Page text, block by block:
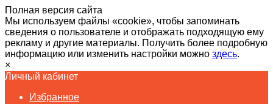
Полная версия сайта
Мы используем файлы «cookie», чтобы запоминать
сведения о пользователе и отображать подходящую ему
рекламу и другие материалы. Получить более подробную
информацию или изменить настройки можно здесь.
×
Личный кабинет
Избранное